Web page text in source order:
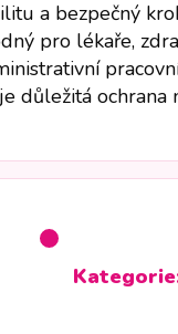
a bezpečný
pro lékaře,
důležitá ochrana